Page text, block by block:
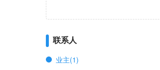
联系人
业主(1)